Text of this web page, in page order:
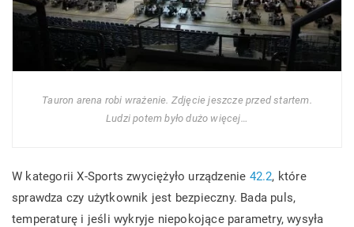
Tauron arena robi wrażenie. Zdjęcie jeszcze przed startem.
Ludzi potem było dużo więcej…
W kategorii X-Sports zwyciężyło urządzenie 42.2, które
sprawdza czy użytkownik jest bezpieczny. Bada puls,
temperaturę i jeśli wykryje niepokojące parametry, wysyła